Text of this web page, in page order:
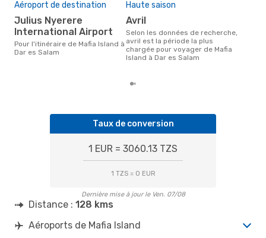
Aéroport de destination
Julius Nyerere
International Airport
Pour l'itinéraire de Mafia Island à
Dar es Salam
Haute saison
avril
Selon les données de recherche,
avril est la période la plus
chargée pour voyager de Mafia
Island à Dar es Salam
Taux de conversion
1 EUR = 3060.13 TZS
1 TZS = 0 EUR
Dernière mise à jour le Ven. 07/08
Distance : 128 kms
Aéroports de Mafia Island